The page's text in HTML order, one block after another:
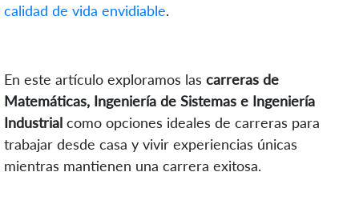
calidad de vida envidiable.
En este artículo exploramos las carreras de
Matemáticas, Ingeniería de Sistemas e Ingeniería
Industrial como opciones ideales de carreras para
trabajar desde casa y vivir experiencias únicas
mientras mantienen una carrera exitosa.